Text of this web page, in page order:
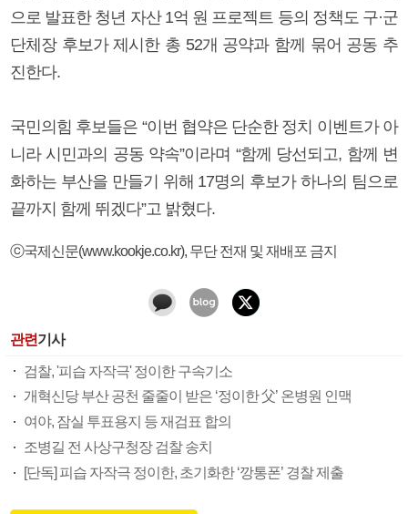
으로 발표한 청년 자산 1억 원 프로젝트 등의 정책도 구·군
단체장 후보가 제시한 총 52개 공약과 함께 묶어 공동 추
진한다.
국민의힘 후보들은 “이번 협약은 단순한 정치 이벤트가 아
니라 시민과의 공동 약속”이라며 “함께 당선되고, 함께 변
화하는 부산을 만들기 위해 17명의 후보가 하나의 팀으로
끝까지 함께 뛰겠다”고 밝혔다.
ⓒ국제신문(www.kookje.co.kr), 무단 전재 및 재배포 금지
관련기사
검찰, '피습 자작극' 정이한 구속기소
개혁신당 부산 공천 줄줄이 받은 ‘정이한 父’ 온병원 인맥
여야, 잠실 투표용지 등 재검표 합의
조병길 전 사상구청장 검찰 송치
[단독] 피습 자작극 정이한, 초기화한 ‘깡통폰’ 경찰 제출